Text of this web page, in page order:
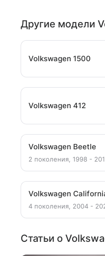
Другие модели
Volkswagen 1500
Volkswagen 412
Volkswagen Beetle
2 поколения, 1998 -
Volkswagen
4 поколения, 2004 -
Статьи о